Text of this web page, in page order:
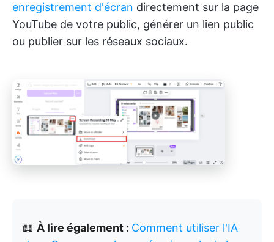
enregistrement d'écran directement sur la page
YouTube de votre public, générer un lien public
ou publier sur les réseaux sociaux.
📖 À lire également : Comment utiliser l'IA